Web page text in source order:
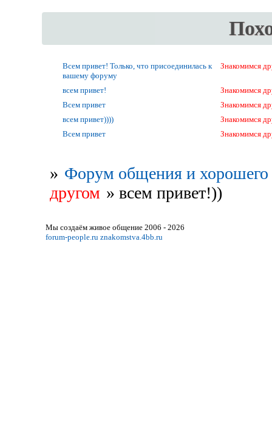
Всем привет! Только, что присоединилась к
вашему форуму
Знакомимся
всем привет!
Знакомимся
Всем привет
Знакомимся
всем привет))))
Знакомимся
Всем привет
Знакомимся
» Форум общения и хорошего
другом » всем привет!))
Мы создаём живое общение 2006 - 2026
forum-people.ru znakomstva.4bb.ru